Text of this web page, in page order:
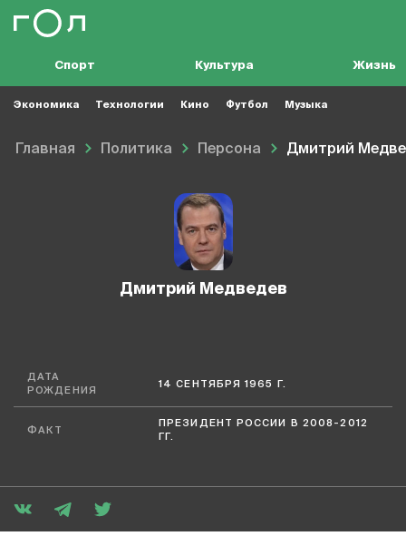
Спорт Культура Жизнь
Экономика Технологии Кино Футбол Музыка
Главная Политика Персона Дмитрий
Дмитрий Медведев
ДАТА
РОЖДЕНИЯ
14 СЕНТЯБРЯ 1965 Г.
ФАКТ
ПРЕЗИДЕНТ РОССИИ В 2008-2012
ГГ.